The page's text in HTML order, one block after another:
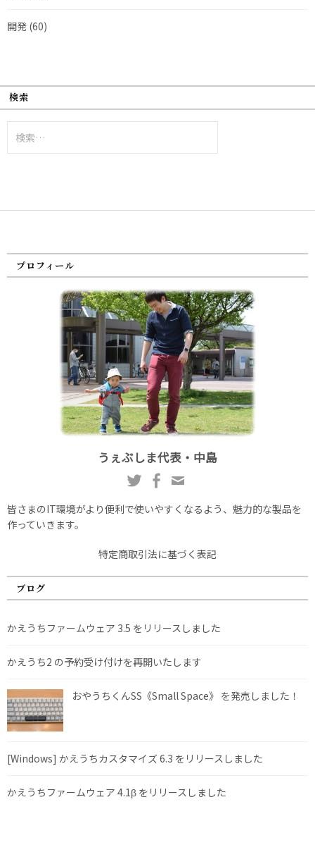
開発 (60)
検索
索:
プロフィール
うぇぶしま代表・中島
皆さまのIT環境がより便利で使いやすくなるよう、魅力的な製品を
作っていきます。
特定商取引法に基づく表記
ブログ
かえうちファームウェア 3.5 をリリースしました
かえうち2 の予約受け付けを再開いたします
おやうちくんSS《Small Space》 を発売しました！
[Windows] かえうちカスタマイズ 6.3 をリリースしました
かえうちファームウェア 4.1β をリリースしました